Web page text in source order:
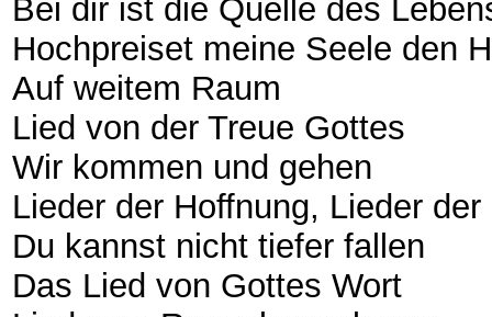
Bei dir ist die Quelle des
Hochpreiset meine Seele den
Auf weitem Raum
Lied von der Treue Gottes
Wir kommen und gehen
Lieder der Hoffnung, Lieder
Du kannst nicht tiefer fallen
Das Lied von Gottes Wort